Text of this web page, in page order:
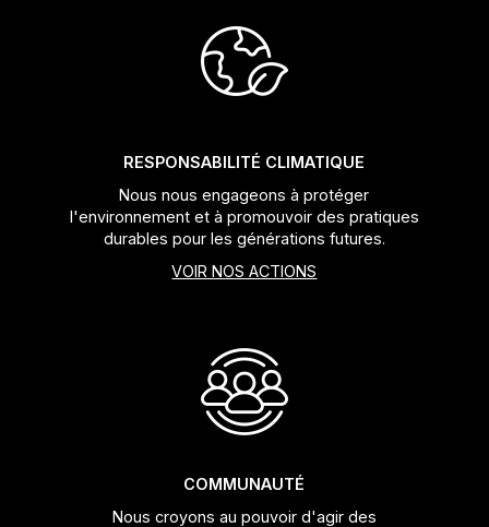
RESPONSABILITÉ CLIMATIQUE
Nous nous engageons à protéger
l'environnement et à promouvoir des pratiques
durables pour les générations futures.
VOIR NOS ACTIONS
COMMUNAUTÉ
Nous croyons au pouvoir d'agir des
Guide Chaine